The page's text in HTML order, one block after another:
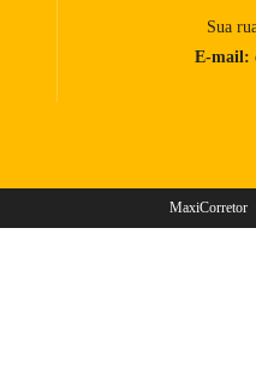
Sua
E-mail:
MaxiCorretor